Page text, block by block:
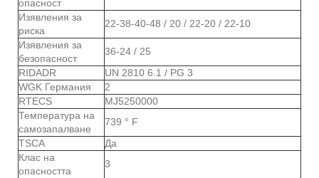
опасност
Изявления за
риска
22-38-40-48 / 20 / 22-20 / 22-10
Изявления за
безопасност
36-24 / 25
RIDADR
UN 2810 6.1 / PG 3
WGK Германия
2
RTECS
MJ5250000
Температура на
самозапалване
739 ° F
TSCA
Да
Клас на
опасността
3